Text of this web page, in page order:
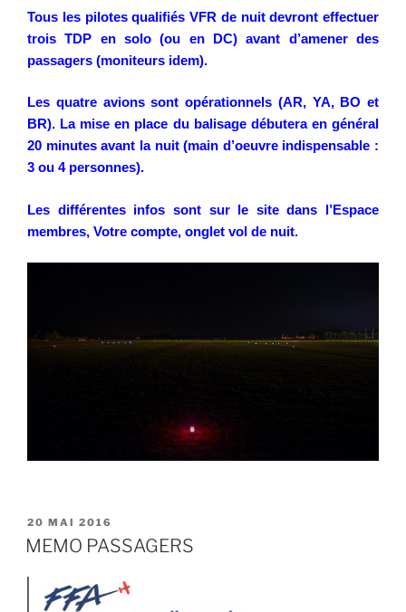
Tous les pilotes qualifiés VFR de nuit devront effectuer
trois TDP en solo (ou en DC) avant d’amener des
passagers (moniteurs idem).
Les quatre avions sont opérationnels (AR, YA, BO et
BR). La mise en place du balisage débutera en général
20 minutes avant la nuit (main d’oeuvre indispensable :
3 ou 4 personnes).
Les différentes infos sont sur le site dans l’Espace
membres, Votre compte, onglet vol de nuit.
PUBLIÉ
LE
20 MAI 2016
MEMO PASSAGERS